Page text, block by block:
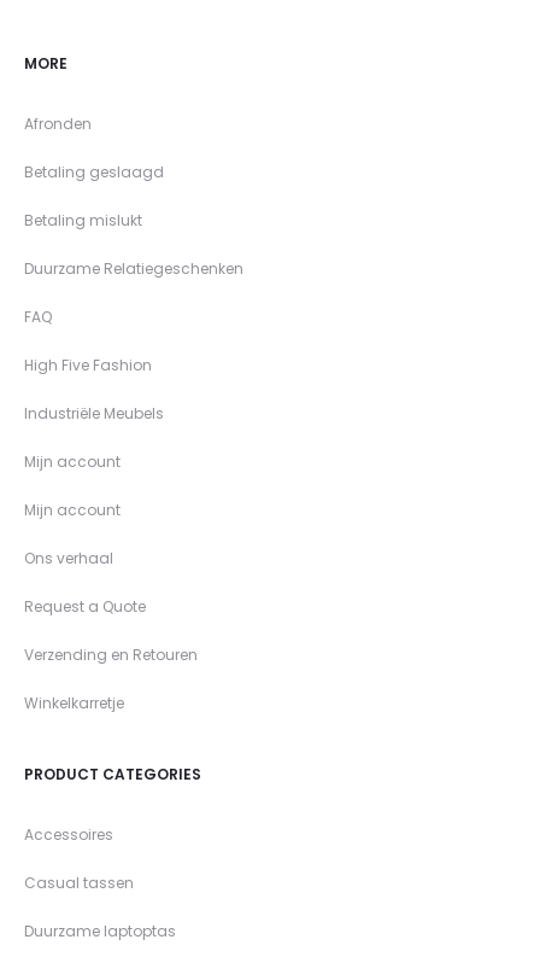
MORE
Afronden
Betaling geslaagd
Betaling mislukt
Duurzame Relatiegeschenken
FAQ
High Five Fashion
Industriële Meubels
Mijn account
Mijn account
Ons verhaal
Request a Quote
Verzending en Retouren
Winkelkarretje
PRODUCT CATEGORIES
Accessoires
Casual tassen
Duurzame laptoptas